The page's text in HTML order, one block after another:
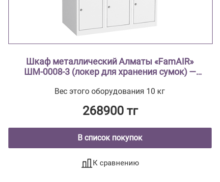
Шкаф металлический Алматы «FamAIR»
ШМ-0008-3 (локер для хранения сумок) —
Вес этого оборудования 10 кг
268900 тг
В список покупок
К сравнению